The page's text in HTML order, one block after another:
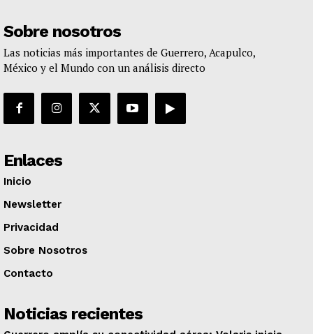
Sobre nosotros
Las noticias más importantes de Guerrero, Acapulco,
México y el Mundo con un análisis directo
Enlaces
Inicio
Newsletter
Privacidad
Sobre Nosotros
Contacto
Noticias recientes